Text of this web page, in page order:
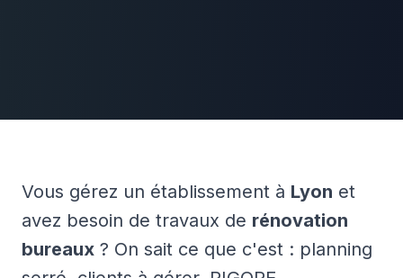
Vous gérez un établissement à Lyon et
avez besoin de travaux de rénovation
bureaux ? On sait ce que c'est : planning